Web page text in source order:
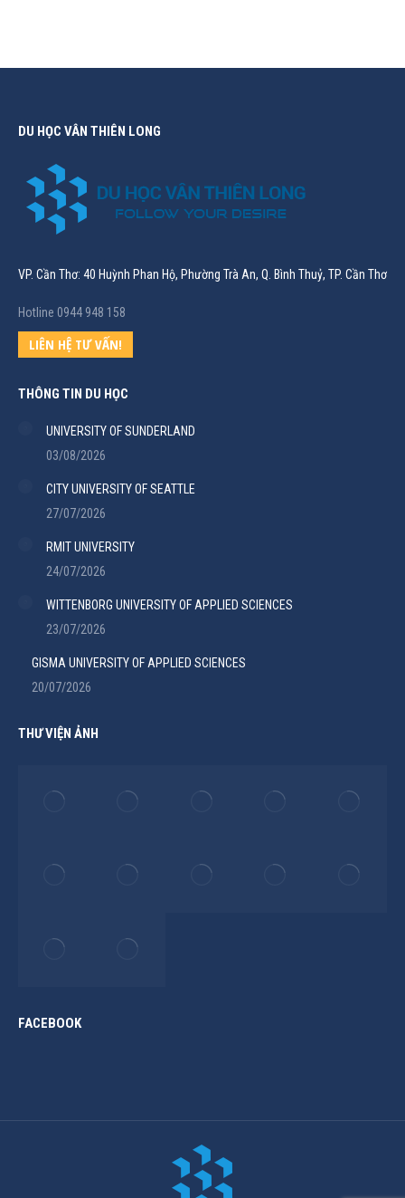
DU HỌC VÂN THIÊN LONG
VP. Cần Thơ: 40 Huỳnh Phan Hộ, Phường Trà An, Q. Bình Thuỷ, TP. Cần Thơ
Hotline 0944 948 158
LIÊN HỆ TƯ VẤN!
THÔNG TIN DU HỌC
UNIVERSITY OF SUNDERLAND
03/08/2026
CITY UNIVERSITY OF SEATTLE
27/07/2026
RMIT UNIVERSITY
24/07/2026
WITTENBORG UNIVERSITY OF APPLIED SCIENCES
23/07/2026
GISMA UNIVERSITY OF APPLIED SCIENCES
20/07/2026
THƯ VIỆN ẢNH
FACEBOOK